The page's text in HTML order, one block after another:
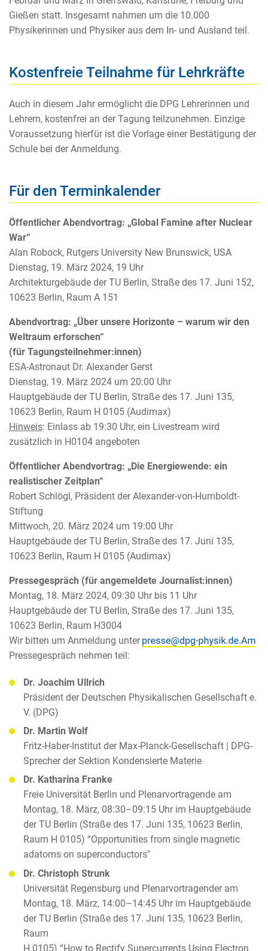
Gießen statt. Insgesamt nahmen um die 10.000
Physikerinnen und Physiker aus dem In- und Ausland teil.
Kostenfreie Teilnahme für Lehrkräfte
Auch in diesem Jahr ermöglicht die DPG Lehrerinnen und
Lehrern, kostenfrei an der Tagung teilzunehmen. Einzige
Voraussetzung hierfür ist die Vorlage einer Bestätigung der
Schule bei der Anmeldung.
Für den Terminkalender
Öffentlicher Abendvortrag: „Global Famine after Nuclear
War“
Alan Robock, Rutgers University New Brunswick, USA
Dienstag, 19. März 2024, 19 Uhr
Architekturgebäude der TU Berlin, Straße des 17. Juni 152,
10623 Berlin, Raum A 151
Abendvortrag: „Über unsere Horizonte – warum wir den
Weltraum erforschen“
(für Tagungsteilnehmer:innen)
ESA-Astronaut Dr. Alexander Gerst
Dienstag, 19. März 2024 um 20:00 Uhr
Hauptgebäude der TU Berlin, Straße des 17. Juni 135,
10623 Berlin, Raum H 0105 (Audimax)
Hinweis: Einlass ab 19:30 Uhr, ein Livestream wird
zusätzlich in H0104 angeboten
Öffentlicher Abendvortrag: „Die Energiewende: ein
realistischer Zeitplan“
Robert Schlögl, Präsident der Alexander-von-Humboldt-
Stiftung
Mittwoch, 20. März 2024 um 19:00 Uhr
Hauptgebäude der TU Berlin, Straße des 17. Juni 135,
10623 Berlin, Raum H 0105 (Audimax)
Pressegespräch (für angemeldete Journalist:innen)
Montag, 18. März 2024, 09:30 Uhr bis 11 Uhr
Hauptgebäude der TU Berlin, Straße des 17. Juni 135,
10623 Berlin, Raum H3004
Wir bitten um Anmeldung unter
Pressegespräch nehmen teil:
Dr. Joachim Ullrich
Präsident der Deutschen Physikalischen Gesellschaft e.
V. (DPG)
Dr. Martin Wolf
Fritz-Haber-Institut der Max-Planck-Gesellschaft | DPG-
Sprecher der Sektion Kondensierte Materie
Dr. Katharina Franke
Freie Universität Berlin und Plenarvortragende am
Montag, 18. März, 08:30–09:15 Uhr im Hauptgebäude
der TU Berlin (Straße des 17. Juni 135, 10623 Berlin,
Raum H 0105) “Opportunities from single magnetic
adatoms on superconductors"
Dr. Christoph Strunk
Universität Regensburg und Plenarvortragender am
Montag, 18. März, 14:00–14:45 Uhr im Hauptgebäude
der TU Berlin (Straße des 17. Juni 135, 10623 Berlin,
Raum
H 0105) “How to Rectify Supercurrents Using Electron